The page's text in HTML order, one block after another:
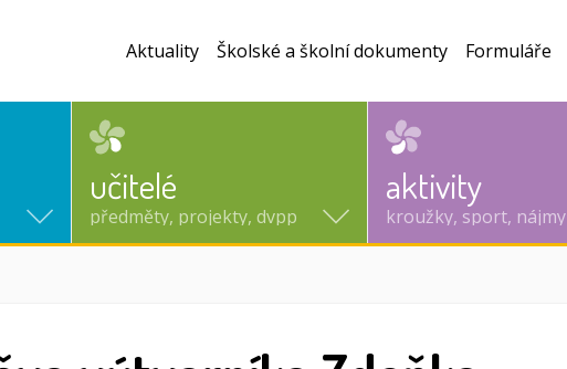
učitelé
předměty, projekty, dvpp
aktivity
kroužky, sport, nájmy
Aktuality Školské a školní dokumenty Formuláře